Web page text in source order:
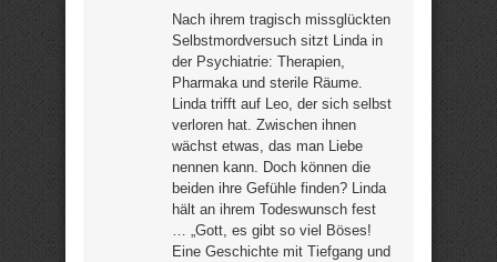
Nach ihrem tragisch missglückten
Selbstmordversuch sitzt Linda in
der Psychiatrie: Therapien,
Pharmaka und sterile Räume.
Linda trifft auf Leo, der sich selbst
verloren hat. Zwischen ihnen
wächst etwas, das man Liebe
nennen kann. Doch können die
beiden ihre Gefühle finden? Linda
hält an ihrem Todeswunsch fest
… „Gott, es gibt so viel Böses!
Eine Geschichte mit Tiefgang und